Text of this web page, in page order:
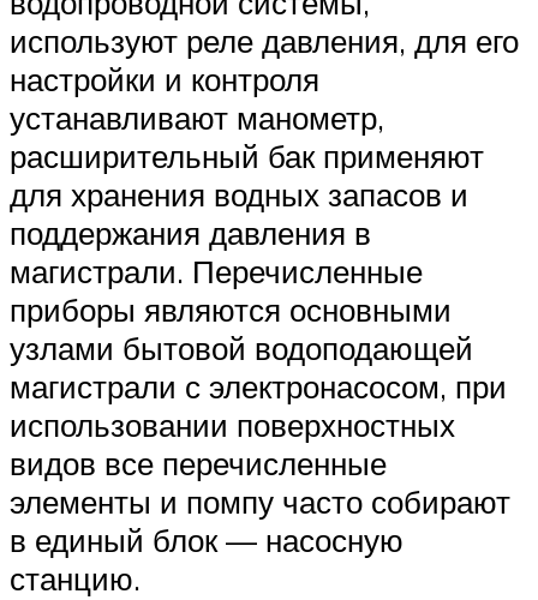
используют реле давления, для его
настройки и контроля
устанавливают манометр,
расширительный бак применяют
для хранения водных запасов и
поддержания давления в
магистрали. Перечисленные
приборы являются основными
узлами бытовой водоподающей
магистрали с электронасосом, при
использовании поверхностных
видов все перечисленные
элементы и помпу часто собирают
в единый блок — насосную
станцию.